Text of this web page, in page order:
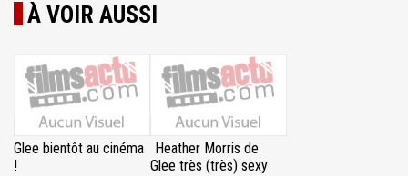
À VOIR AUSSI
Glee bientôt au cinéma
!
Heather Morris de
Glee très (très) sexy